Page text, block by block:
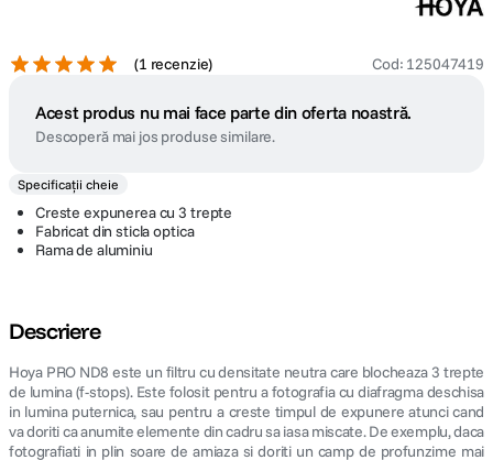
(1 recenzie) Cod: 125047419
Acest produs nu mai face parte din oferta noastră.
Descoperă mai jos produse similare.
Specificații cheie
Creste expunerea cu 3 trepte
Fabricat din sticla optica
Rama de aluminiu
Descriere
Hoya PRO ND8 este un filtru cu densitate neutra care blocheaza 3 trepte
de lumina (f-stops). Este folosit pentru a fotografia cu diafragma deschisa
in lumina puternica, sau pentru a creste timpul de expunere atunci cand
va doriti ca anumite elemente din cadru sa iasa miscate. De exemplu, daca
fotografiati in plin soare de amiaza si doriti un camp de profunzime mai